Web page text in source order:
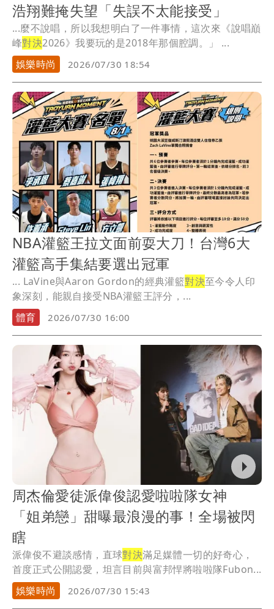
浩翔難掩失望「失誤不太能接受」
...麼不說唱，所以我想明白了一件事情，這次來《說唱巔
峰對決
2026》我要玩的是2018年那個腔調。」 ...
娛樂時尚
2026/07/30 18:54
NBA灌籃王拉文面前耍大刀！台灣6大
灌籃高手集結要選出冠軍
... LaVine與Aaron Gordon的經典灌籃對決至今令人印
象深刻，能親自接受NBA灌籃王評分，...
體育
2026/07/30 16:00
周杰倫愛徒派偉俊認愛啦啦隊女神
「姐弟戀」甜曝最浪漫的事！全場被閃
瞎
派偉俊不避談感情，直球對決滿足媒體一切的好奇心，
首度正式公開認愛，坦言目前與富邦悍將啦啦隊Fubon...
娛樂時尚
2026/07/30 15:43